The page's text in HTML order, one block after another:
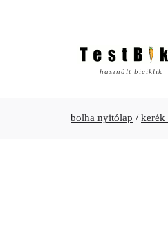
használt biciklik
bolha nyitólap / kerék